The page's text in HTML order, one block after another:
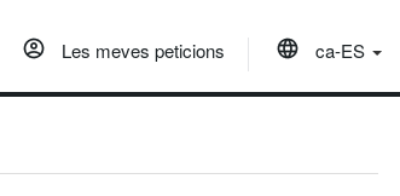
Les meves peticions ca-ES